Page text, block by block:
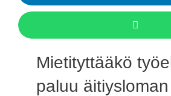
Mietityttääkö
paluu